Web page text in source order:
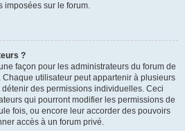
imposées sur le forum.
?
façon pour les administrateurs du forum de
utilisateur peut appartenir à plusieurs
des permissions individuelles. Ceci
qui pourront modifier les permissions de
fois, ou encore leur accorder des pouvoirs
accès à un forum privé.